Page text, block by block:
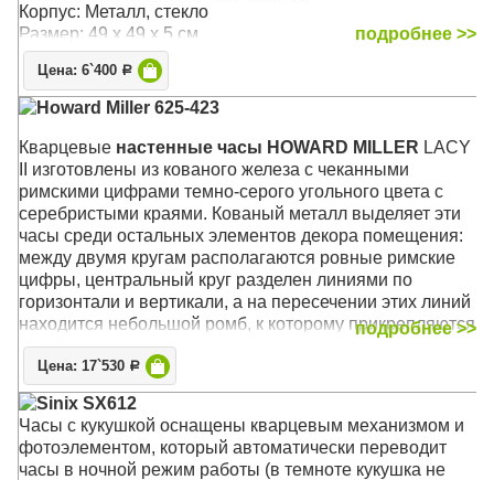
Корпус: Металл, стекло
Размер: 49 х 49 х 5 см
подробнее >>
Цена: 6`400 Р
Howard Miller 625-423
Кварцевые настенные часы HOWARD MILLER LACY
II изготовлены из кованого железа c чеканными
римскими цифрами темно-серого угольного цвета с
серебристыми краями. Кованый металл выделяет эти
часы среди остальных элементов декора помещения:
между двумя кругам располагаются ровные римские
цифры, центральный круг разделен линиями по
горизонтали и вертикали, а на пересечении этих линий
находится небольшой ромб, к которому прикрепляются
часовые стрелки. На концах стрелок располагаются
формы полых алмазов.
Механизм: Кварцевый
Корпус: Кованое железо
Размер: 36 x 36 х 4 см
подробнее >>
Цена: 17`530 Р
Sinix SX612
Часы с кукушкой оснащены кварцевым механизмом и
фотоэлементом, который автоматически переводит
часы в ночной режим работы (в темноте кукушка не